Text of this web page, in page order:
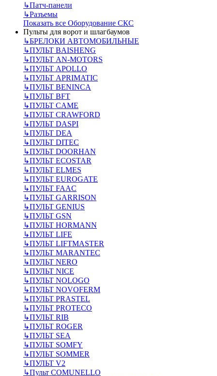
↳Патч-панели
↳Разъемы
Показать все Оборудование СКС
Пульты для ворот и шлагбаумов
↳БРЕЛОКИ АВТОМОБИЛЬНЫЕ
↳ПУЛЬТ BAISHENG
↳ПУЛЬТ AN-MOTORS
↳ПУЛЬТ APOLLO
↳ПУЛЬТ APRIMATIC
↳ПУЛЬТ BENINCA
↳ПУЛЬТ BFT
↳ПУЛЬТ CAME
↳ПУЛЬТ CRAWFORD
↳ПУЛЬТ DASPI
↳ПУЛЬТ DEA
↳ПУЛЬТ DITEC
↳ПУЛЬТ DOORHAN
↳ПУЛЬТ ECOSTAR
↳ПУЛЬТ ELMES
↳ПУЛЬТ EUROGATE
↳ПУЛЬТ FAAC
↳ПУЛЬТ GARRISON
↳ПУЛЬТ GENIUS
↳ПУЛЬТ GSN
↳ПУЛЬТ HORMANN
↳ПУЛЬТ LIFE
↳ПУЛЬТ LIFTMASTER
↳ПУЛЬТ MARANTEC
↳ПУЛЬТ NERO
↳ПУЛЬТ NICE
↳ПУЛЬТ NOLOGO
↳ПУЛЬТ NOVOFERM
↳ПУЛЬТ PRASTEL
↳ПУЛЬТ PROTECO
↳ПУЛЬТ RIB
↳ПУЛЬТ ROGER
↳ПУЛЬТ SEA
↳ПУЛЬТ SOMFY
↳ПУЛЬТ SOMMER
↳ПУЛЬТ V2
↳Пульт СOMUNELLO